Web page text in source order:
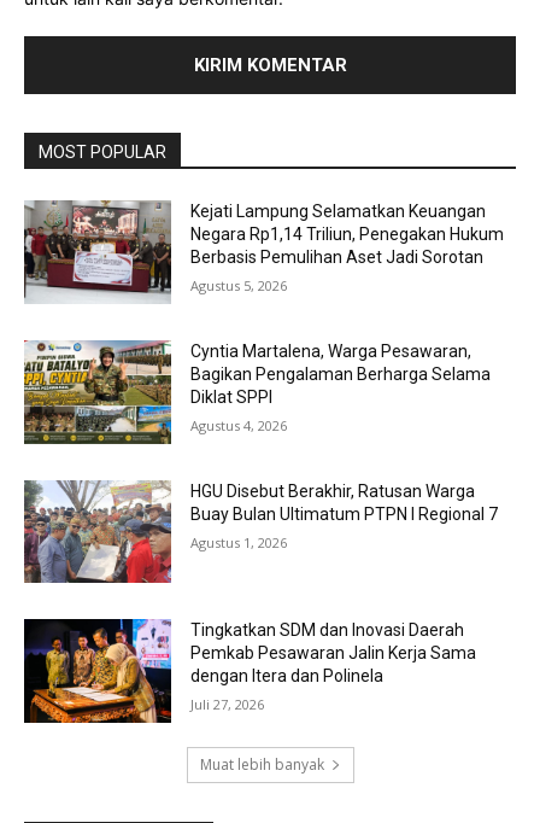
MOST POPULAR
Kejati Lampung Selamatkan Keuangan
Negara Rp1,14 Triliun, Penegakan Hukum
Berbasis Pemulihan Aset Jadi Sorotan
Agustus 5, 2026
Cyntia Martalena, Warga Pesawaran,
Bagikan Pengalaman Berharga Selama
Diklat SPPI
Agustus 4, 2026
HGU Disebut Berakhir, Ratusan Warga
Buay Bulan Ultimatum PTPN I Regional 7
Agustus 1, 2026
Tingkatkan SDM dan Inovasi Daerah
Pemkab Pesawaran Jalin Kerja Sama
dengan Itera dan Polinela
Juli 27, 2026
Muat lebih banyak